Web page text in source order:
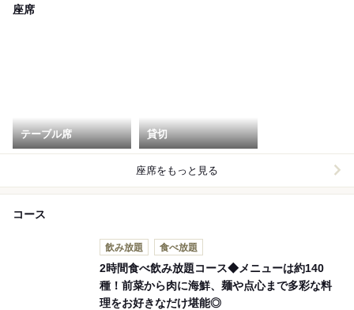
座席
テーブル席 貸切
座席をもっと見る
コース
飲み放題 食べ放題
2時間食べ飲み放題コース◆メニューは約140
種！前菜から肉に海鮮、麺や点心まで多彩な料
理をお好きなだけ堪能◎